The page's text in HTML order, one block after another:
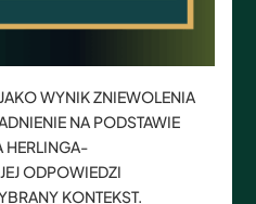
WYNIK ZNIEWOLENIA
NA PODSTAWIE
HERLINGA-
ODPOWIEDZI
KONTEKST.